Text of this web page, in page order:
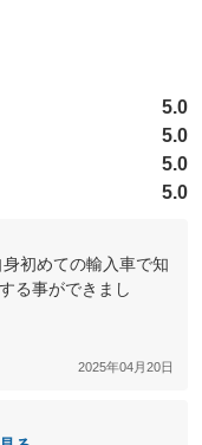
5.0
5.0
5.0
5.0
初めての輸入車で知
る事ができまし
2025年04月20日